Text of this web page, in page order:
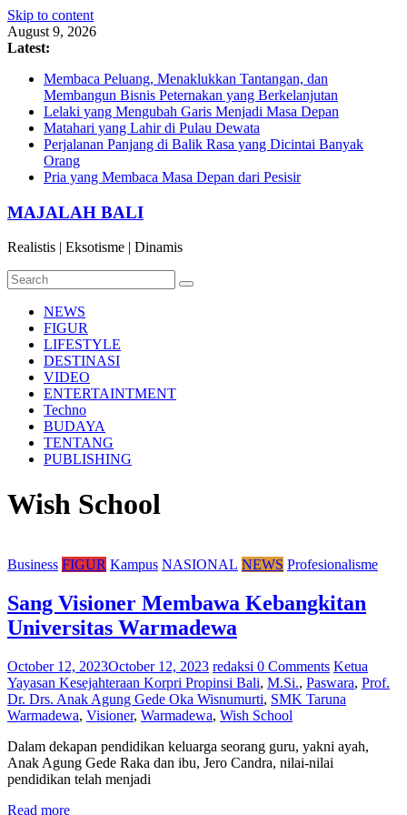
Skip to content
August 9, 2026
Latest:
Membaca Peluang, Menaklukkan Tantangan, dan
Membangun Bisnis Peternakan yang Berkelanjutan
Lelaki yang Mengubah Garis Menjadi Masa Depan
Matahari yang Lahir di Pulau Dewata
Perjalanan Panjang di Balik Rasa yang Dicintai Banyak
Orang
Pria yang Membaca Masa Depan dari Pesisir
MAJALAH BALI
Realistis | Eksotisme | Dinamis
NEWS
FIGUR
LIFESTYLE
DESTINASI
VIDEO
ENTERTAINTMENT
Techno
BUDAYA
TENTANG
PUBLISHING
Wish School
Business FIGUR Kampus NASIONAL NEWS Profesionalisme
Sang Visioner Membawa Kebangkitan
Universitas Warmadewa
October 12, 2023October 12, 2023 redaksi 0 Comments Ketua
Yayasan Kesejahteraan Korpri Propinsi Bali, M.Si., Paswara, Prof.
Dr. Drs. Anak Agung Gede Oka Wisnumurti, SMK Taruna
Warmadewa, Visioner, Warmadewa, Wish School
Dalam dekapan pendidikan keluarga seorang guru, yakni ayah,
Anak Agung Gede Raka dan ibu, Jero Candra, nilai-nilai
pendidikan telah menjadi
Read more